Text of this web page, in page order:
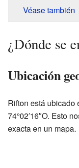
Véase también
¿Dónde se
Ubicación
Rifton está ubicado
74°02′16″O. Esto
exacta en un mapa.